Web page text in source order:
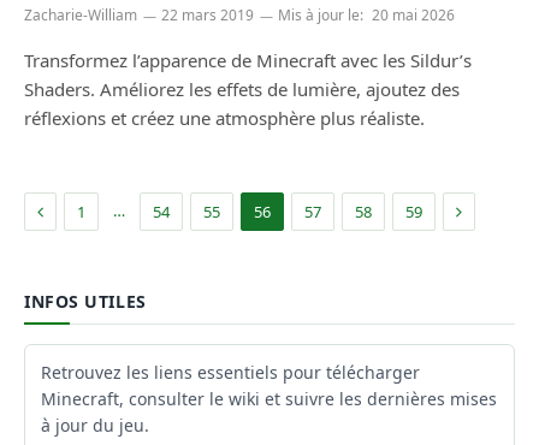
Zacharie-William 22 mars 2019 Mis à jour le: 20 mai 2026
Transformez l’apparence de Minecraft avec les Sildur’s
Shaders. Améliorez les effets de lumière, ajoutez des
réflexions et créez une atmosphère plus réaliste.
Précédent
1 … 54 55 56 57 58 59 Suivant
INFOS UTILES
Retrouvez les liens essentiels pour télécharger
Minecraft, consulter le wiki et suivre les dernières mises
à jour du jeu.